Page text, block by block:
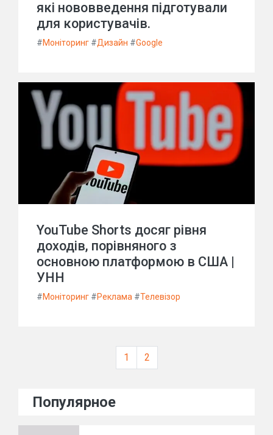
які нововведення підготували
для користувачів.
#Моніторинг #Дизайн #Google
YouTube Shorts досяг рівня
доходів, порівняного з
основною платформою в США |
УНН
#Моніторинг #Реклама #Телевізор
1 2
Популярное